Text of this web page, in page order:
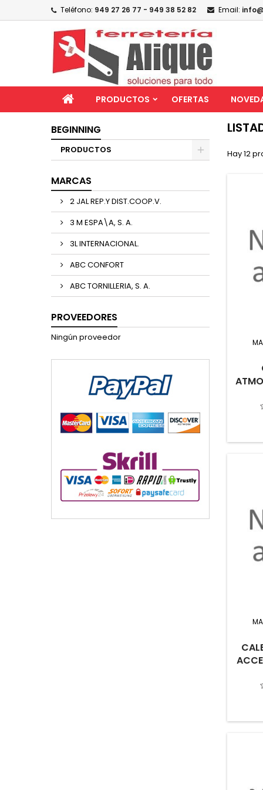
Teléfono: 949 27 26 77 - 949 38 52 82 Email:
PRODUCTOS OFERTAS
BEGINNING
PRODUCTOS
MARCAS
2 JAL REP.Y DIST.COOP.V.
3 M ESPA\A, S. A.
3L INTERNACIONAL.
ABC CONFORT
ABC TORNILLERIA, S. A.
PROVEEDORES
Ningún proveedor
Hay 12